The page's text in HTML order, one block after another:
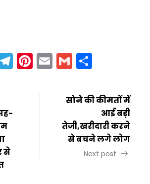
Telegram
Pinterest
EmailGmail
से
सोने की कीमतों में
आई बड़ी
तेजी,खरीदारी करने
से बचने लगे लोग
Next post